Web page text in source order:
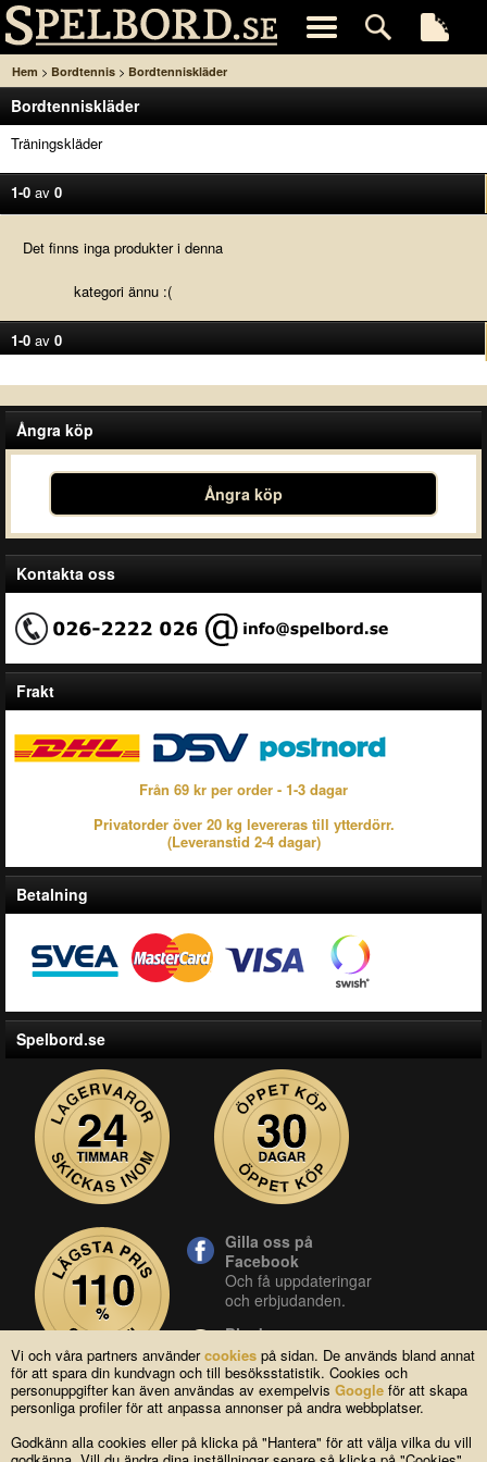
Vi och våra partners användercookies på sidan. De används bland annat
för att spara din kundvagn och till besöksstatistik. Cookies och
personuppgifter kan även användas av exempelvis Google för att skapa
personliga profiler för att anpassa annonser på andra webbplatser.
Godkänn alla cookies eller på klicka på "Hantera" för att välja vilka du vill
Hem > Bordtennis > Bordtenniskläder
Bordtenniskläder
Träningskläder
1-0 av 0
Det finns inga produkter i denna
kategori ännu :(
1-0 av 0
Ångra köp
Ångra köp
Kontakta oss
Frakt
Från 69 kr per order - 1-3 dagar
Privatorder över 20 kg levereras till ytterdörr.
(Leveranstid 2-4 dagar)
Betalning
Spelbord.se
Gilla oss på
Facebook
Och få uppdateringar
och erbjudanden.
Blocket
Vår butik på blocket.
YouTube
Se våra produkter live